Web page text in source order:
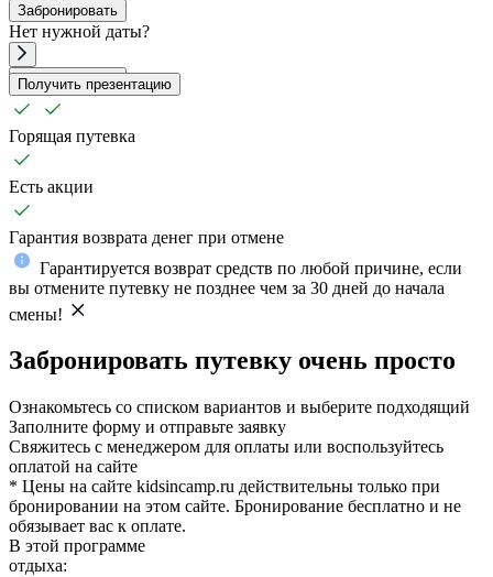
Забронировать
Нет нужной даты?
Забронировать
Получить презентацию
Горящая путевка
Есть акции
Гарантия возврата денег при отмене
Гарантируется возврат средств по любой причине, если
вы отмените путевку не позднее чем за 30 дней до начала
смены!
Забронировать путевку очень просто
Ознакомьтесь со списком вариантов и выберите подходящий
Заполните форму и отправьте заявку
Свяжитесь с менеджером для оплаты или воспользуйтесь
оплатой на сайте
* Цены на сайте kidsincamp.ru действительны только при
бронировании на этом сайте. Бронирование бесплатно и не
обязывает вас к оплате.
В этой программе
отдыха: